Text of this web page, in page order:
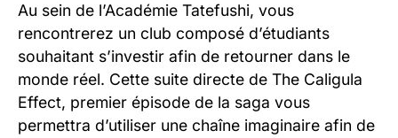
Au sein de l’Académie Tatefushi, vous
rencontrerez un club composé d’étudiants
souhaitant s’investir afin de retourner dans le
monde réel. Cette suite directe de The Caligula
Effect, premier épisode de la saga vous
permettra d’utiliser une chaîne imaginaire afin de